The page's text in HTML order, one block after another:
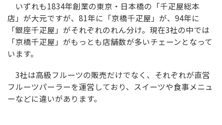
いずれも1834年創業の東京・日本橋の「千疋屋総本
店」が大元ですが、81年に「京橋千疋屋」が、94年に
「銀座千疋屋」がそれぞれのれん分け。現在3社の中では
「京橋千疋屋」がもっとも店舗数が多いチェーンとなって
います。
3社は高級フルーツの販売だけでなく、それぞれが直営
フルーツパーラーを運営しており、スイーツや食事メニュ
ーなどに違いがあります。